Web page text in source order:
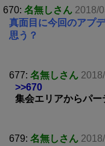
670: 名無しさん 2018/
真面目に今回のアプ
思う？
677: 名無しさん
>>670
集会エリアからパ
679: 名無しさん